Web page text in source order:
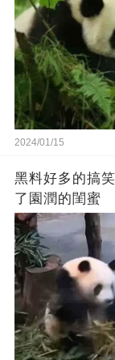
2024/01/15
黑料好多的搞
了園潤的閨蜜